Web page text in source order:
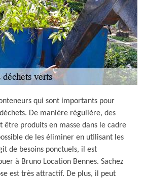
qui sont importants pour
De manière régulière, des
être produits en masse dans le cadre
de les éliminer en utilisant les
de besoins ponctuels, il est
à Bruno Location Bennes. Sachez
est très attractif. De plus, il peut